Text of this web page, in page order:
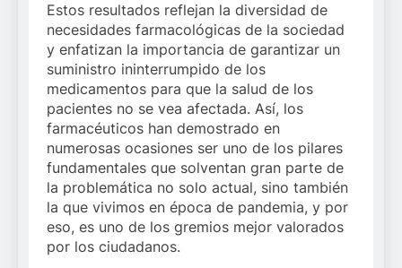
Estos resultados reflejan la diversidad de
necesidades farmacológicas de la sociedad
y enfatizan la importancia de garantizar un
suministro ininterrumpido de los
medicamentos para que la salud de los
pacientes no se vea afectada. Así, los
farmacéuticos han demostrado en
numerosas ocasiones ser uno de los pilares
fundamentales que solventan gran parte de
la problemática no solo actual, sino también
la que vivimos en época de pandemia, y por
eso, es uno de los gremios mejor valorados
por los ciudadanos.